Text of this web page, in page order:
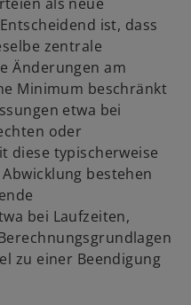
ist, dass
zentrale
Änderungen am
Minimum beschränkt
etwa bei
oder
diese typischerweise
bestehen
bei Laufzeiten,
zu einer Beendigung